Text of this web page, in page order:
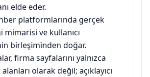
elde eder.
platformlarında gerçek
mimarisi ve kullanıcı
birleşiminden doğar.
firma sayfalarını yalnızca
olarak değil; açıklayıcı